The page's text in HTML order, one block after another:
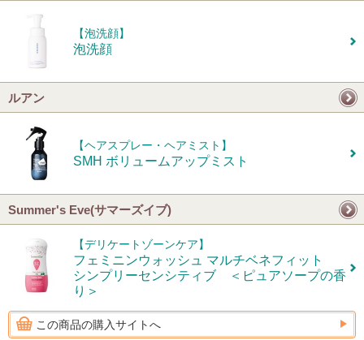
【泡洗顔】
泡洗顔
ルアン
【ヘアスプレー・ヘアミスト】
SMH ボリュームアップミスト
Summer's Eve(サマーズイブ)
【デリケートゾーンケア】
フェミニンウォッシュ マルチベネフィット
シンプリーセンシティブ ＜ピュアソープの香
り＞
この商品の購入サイトへ